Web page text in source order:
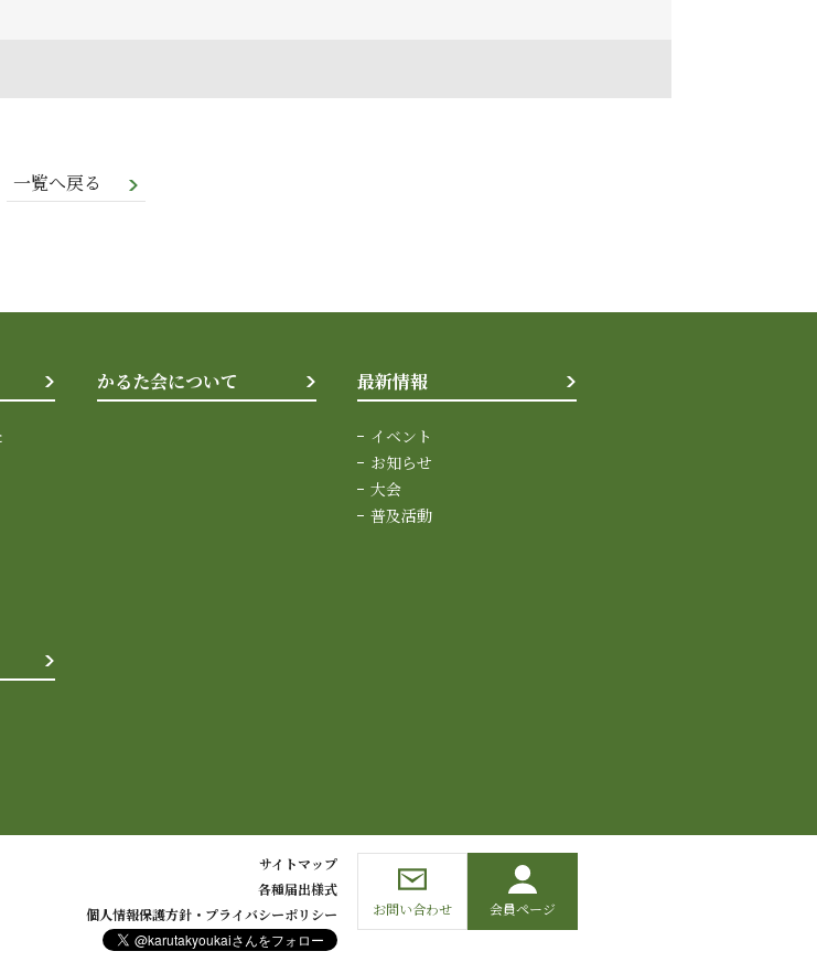
一覧へ戻る
かるた会について 最新情報
イベント
お知らせ
大会
普及活動
お問い合わせ 会員ページ
サイトマップ
各種届出様式
個人情報保護方針・プライバシーポリシー